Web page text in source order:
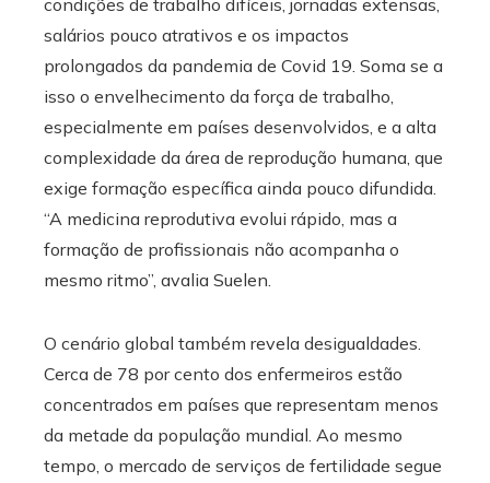
salários pouco atrativos e os impactos
prolongados da pandemia de Covid 19. Soma se a
isso o envelhecimento da força de trabalho,
especialmente em países desenvolvidos, e a alta
complexidade da área de reprodução humana, que
exige formação específica ainda pouco difundida.
“A medicina reprodutiva evolui rápido, mas a
formação de profissionais não acompanha o
mesmo ritmo”, avalia Suelen.
O cenário global também revela desigualdades.
Cerca de 78 por cento dos enfermeiros estão
concentrados em países que representam menos
da metade da população mundial. Ao mesmo
tempo, o mercado de serviços de fertilidade segue